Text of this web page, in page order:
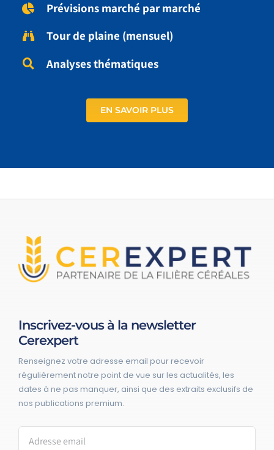
Prévisions marché par marché
Tour de plaine (mensuel)
Analyses thématiques
EN SAVOIR PLUS
Inscrivez-vous à la newsletter
Cerexpert
Renseignez votre adresse email pour recevoir
régulièrement notre point de vue sur les actualités, les
dates à ne pas manquer, ainsi que des extraits exclusifs de
nos publications premium.